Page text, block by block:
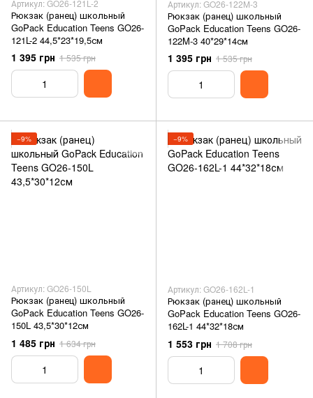
Артикул: GO26-121L-2
Рюкзак (ранец) школьный
GoPack Education Teens GO26-
121L-2 44,5*23*19,5см
1 395 грн 1 535 грн
Артикул: GO26-122M-3
Рюкзак (ранец) школьный
GoPack Education Teens GO26-
122M-3 40*29*14см
1 395 грн 1 535 грн
−9%
Артикул: GO26-150L
Рюкзак (ранец) школьный
GoPack Education Teens GO26-
150L 43,5*30*12см
1 485 грн 1 634 грн
−9%
Артикул: GO26-162L-1
Рюкзак (ранец) школьный
GoPack Education Teens GO26-
162L-1 44*32*18см
1 553 грн 1 708 грн